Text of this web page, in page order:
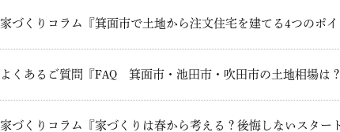
家づくりコラム『箕面市で土地から注文住宅を建てる4つのポ
よくあるご質問『FAQ 箕面市・池田市・吹田市の土地相場は
家づくりコラム『家づくりは春から考える？後悔しないスター